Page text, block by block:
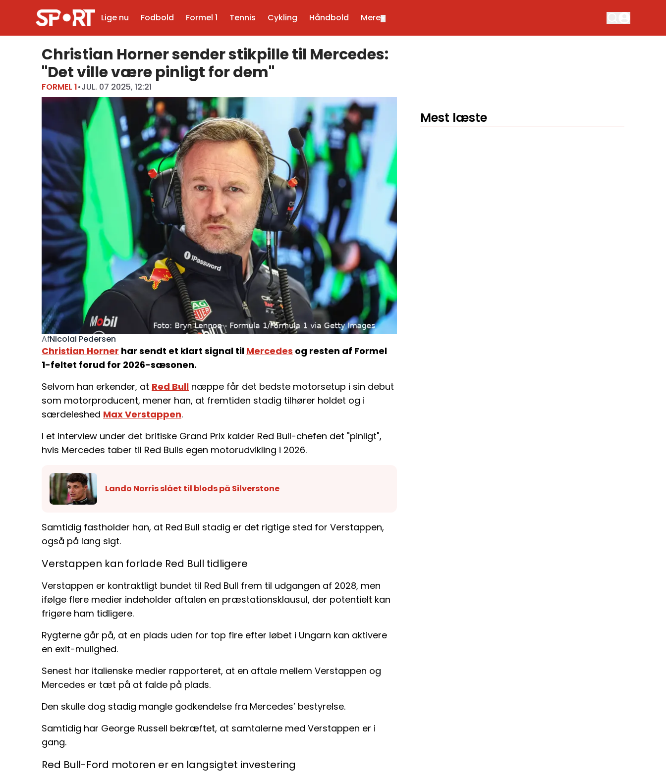
Lige nu Fodbold Formel 1 Tennis Cykling Håndbold Mere
Christian Horner sender stikpille til Mercedes:
"Det ville være pinligt for dem"
FORMEL 1•JUL. 07 2025, 12:21
AfNicolai Pedersen
Christian Horner har sendt et klart signal til Mercedes og resten af Formel
1-feltet forud for 2026-sæsonen.
Selvom han erkender, at Red Bull næppe får det bedste motorsetup i sin debut
som motorproducent, mener han, at fremtiden stadig tilhører holdet og i
særdeleshed Max Verstappen.
I et interview under det britiske Grand Prix kalder Red Bull-chefen det "pinligt",
hvis Mercedes taber til Red Bulls egen motorudvikling i 2026.
Lando Norris slået til blods på Silverstone
Samtidig fastholder han, at Red Bull stadig er det rigtige sted for Verstappen,
også på lang sigt.
Verstappen kan forlade Red Bull tidligere
Verstappen er kontraktligt bundet til Red Bull frem til udgangen af 2028, men
ifølge flere medier indeholder aftalen en præstationsklausul, der potentielt kan
frigøre ham tidligere.
Rygterne går på, at en plads uden for top fire efter løbet i Ungarn kan aktivere
en exit-mulighed.
Senest har italienske medier rapporteret, at en aftale mellem Verstappen og
Mercedes er tæt på at falde på plads.
Den skulle dog stadig mangle godkendelse fra Mercedes’ bestyrelse.
Samtidig har George Russell bekræftet, at samtalerne med Verstappen er i
gang.
Red Bull-Ford motoren er en langsigtet investering
Mest læste